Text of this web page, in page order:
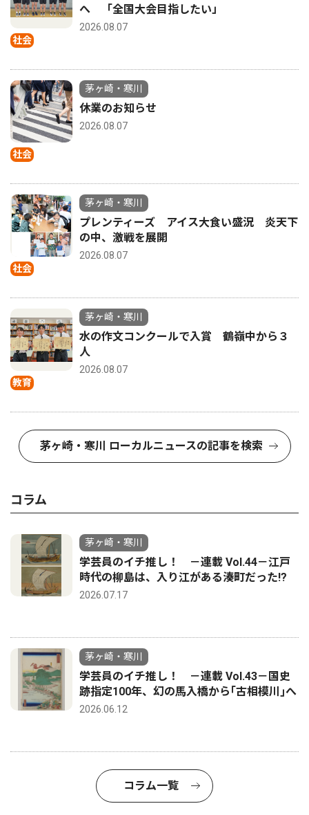
社会
へ 「全国大会目指したい」
2026.08.07
社会
茅ヶ崎・寒川
休業のお知らせ
2026.08.07
社会
茅ヶ崎・寒川
プレンティーズ アイス大食い盛況 炎天下
の中、激戦を展開
2026.08.07
教育
茅ヶ崎・寒川
水の作文コンクールで入賞 鶴嶺中から３
人
2026.08.07
茅ヶ崎・寒川 ローカルニュースの記事を検索
コラム
茅ヶ崎・寒川
学芸員のイチ推し！ －連載 Vol.44－江戸
時代の柳島は、入り江がある湊町だった!?
2026.07.17
茅ヶ崎・寒川
学芸員のイチ推し！ －連載 Vol.43－国史
跡指定100年、幻の馬入橋から｢古相模川｣へ
2026.06.12
コラム一覧